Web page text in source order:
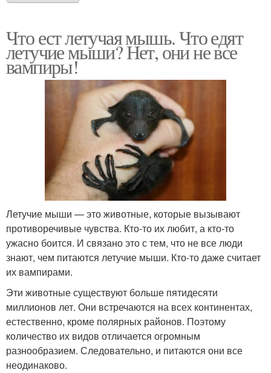
Что ест летучая мышь. Что едят
летучие мыши? Нет, они не все
вампиры!
Летучие мыши — это животные, которые вызывают
противоречивые чувства. Кто-то их любит, а кто-то
ужасно боится. И связано это с тем, что не все люди
знают, чем питаются летучие мыши. Кто-то даже считает
их вампирами.
Эти животные существуют больше пятидесяти
миллионов лет. Они встречаются на всех континентах,
естественно, кроме полярных районов. Поэтому
количество их видов отличается огромным
разнообразием. Следовательно, и питаются они все
неодинаково.